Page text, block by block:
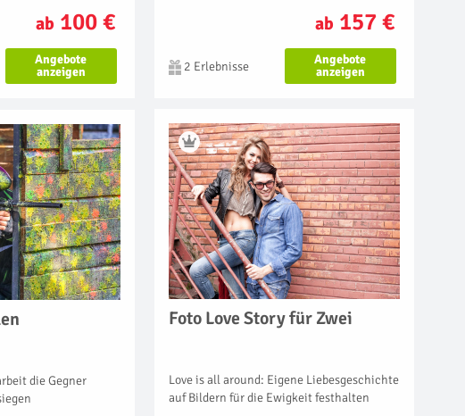
ab 100 €
Angebote
anzeigen
ab 157 €
2 Erlebnisse
Angebote
anzeigen
die Gegner
Foto Love Story für Zwei
Love is all around: Eigene Liebesgeschichte
auf Bildern für die Ewigkeit festhalten